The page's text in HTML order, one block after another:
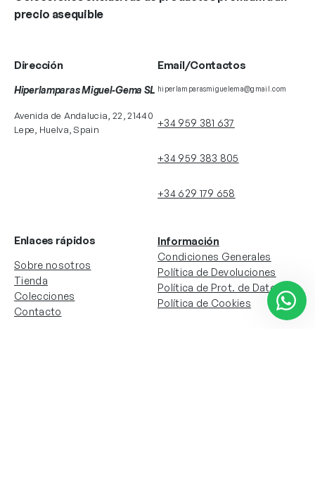
precio asequible
Dirección
Hiperlamparas Miguel-Gema SL
Avenida de Andalucia, 22, 21440
Lepe, Huelva, Spain
Email/Contactos
hiperlamparasmiguelema@gmail.com
+34 959 381 637
+34 959 383 805
+34 629 179 658
Enlaces rápidos
Sobre nosotros
Tienda
Colecciones
Contacto
Información
Condiciones Generales
Política de Devoluciones
Política de Prot. de Datos
Política de Cookies